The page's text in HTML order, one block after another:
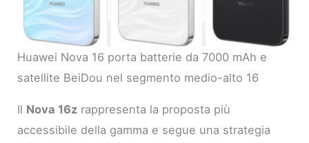
Huawei Nova 16 porta batterie da 7000 mAh e
satellite BeiDou nel segmento medio-alto 16
Il Nova 16z rappresenta la proposta più
accessibile della gamma e segue una strategia